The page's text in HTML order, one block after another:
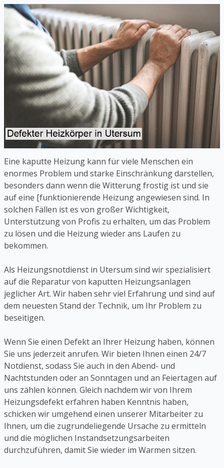
Eine kaputte Heizung kann für viele Menschen ein
enormes Problem und starke Einschränkung darstellen,
besonders dann wenn die Witterung frostig ist und sie
auf eine [funktionierende Heizung angewiesen sind. In
solchen Fällen ist es von großer Wichtigkeit,
Unterstützung von Profis zu erhalten, um das Problem
zu lösen und die Heizung wieder ans Laufen zu
bekommen.
Als Heizungsnotdienst in Utersum sind wir spezialisiert
auf die Reparatur von kaputten Heizungsanlagen
jeglicher Art. Wir haben sehr viel Erfahrung und sind auf
dem neuesten Stand der Technik, um Ihr Problem zu
beseitigen.
Wenn Sie einen Defekt an Ihrer Heizung haben, können
Sie uns jederzeit anrufen. Wir bieten Ihnen einen 24/7
Notdienst, sodass Sie auch in den Abend- und
Nachtstunden oder an Sonntagen und an Feiertagen auf
uns zählen können. Gleich nachdem wir von Ihrem
Heizungsdefekt erfahren haben Kenntnis haben,
schicken wir umgehend einen unserer Mitarbeiter zu
Ihnen, um die zugrundeliegende Ursache zu ermitteln
und die möglichen Instandsetzungsarbeiten
durchzuführen, damit Sie wieder im Warmen sitzen.